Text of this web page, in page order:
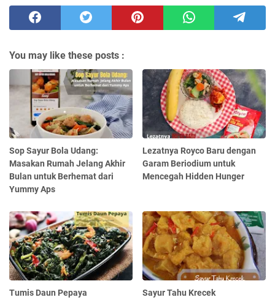
You may like these posts :
Sop Sayur Bola Udang:
Masakan Rumah Jelang Akhir
Bulan untuk Berhemat dari
Yummy Aps
Lezatnya Royco Baru dengan
Garam Beriodium untuk
Mencegah Hidden Hunger
Tumis Daun Pepaya Sayur Tahu Krecek